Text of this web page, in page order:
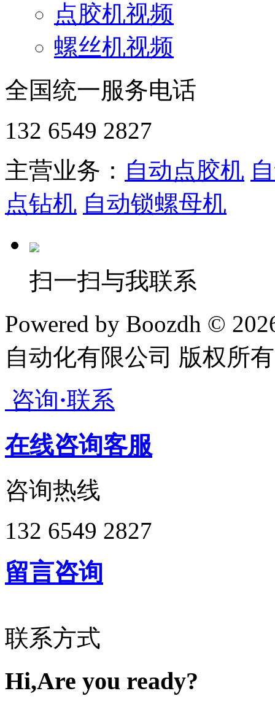
点胶机视频
螺丝机视频
全国统一服务电话
132 6549 2827
主营业务： 自动点胶机
点钻机 自动锁螺母机
扫一扫与我联系
Powered by Boozdh ©
自动化有限公司 版权所
咨询·联系
在线咨询客服
咨询热线
132 6549 2827
留言咨询
联系方式
Hi,Are you ready?